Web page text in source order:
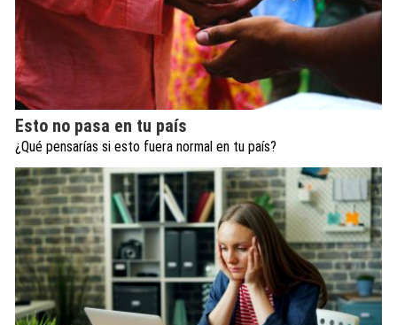
Esto no pasa en tu país
¿Qué pensarías si esto fuera normal en tu país?